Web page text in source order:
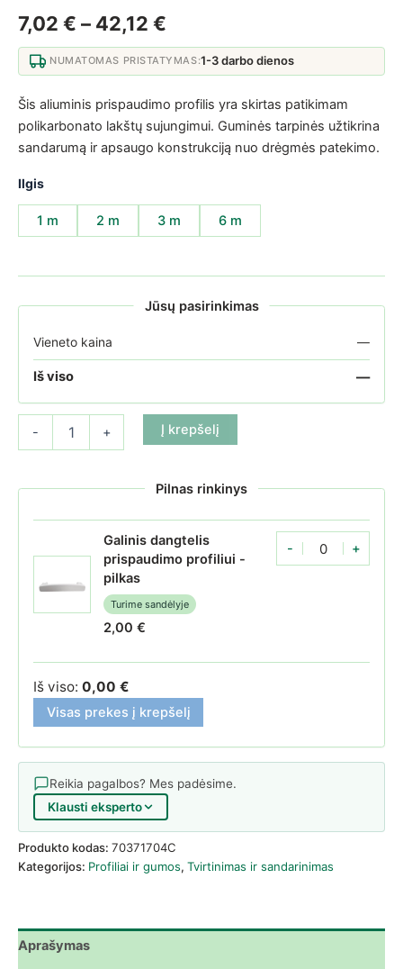
7,02 € – 42,12 €
NUMATOMAS PRISTATYMAS:1-3 darbo dienos
Šis aliuminis prispaudimo profilis yra skirtas patikimam
polikarbonato lakštų sujungimui. Guminės tarpinės užtikrina
sandarumą ir apsaugo konstrukciją nuo drėgmės patekimo.
Ilgis
1 m 2 m 3 m 6 m
Jūsų pasirinkimas
Vieneto kaina —
Iš viso —
-
produkto kiekis: Aliuminis prispaudimo profilis - su guminėmis
+ Į krepšelį
Pilnas rinkinys
Galinis dangtelis
prispaudimo profiliui -
pilkas
Turime sandėlyje
2,00 €
-
Galinis dangtelis
+
Iš viso: 0,00 €
Visas prekes į krepšelį
Reikia pagalbos? Mes padėsime.
Klausti eksperto
Produkto kodas: 70371704C
Kategorijos: Profiliai ir gumos, Tvirtinimas ir sandarinimas
Aprašymas